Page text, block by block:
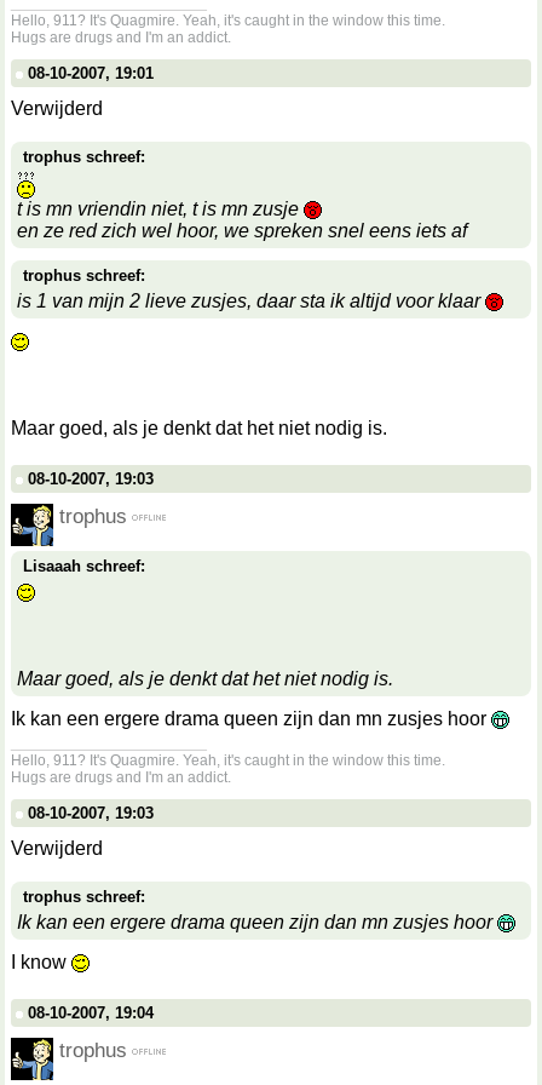
Hello, 911? It's Quagmire. Yeah, it's caught in the window this time.
Hugs are drugs and I'm an addict.
08-10-2007, 19:01
Verwijderd
trophus schreef:
t is mn vriendin niet, t is mn zusje
en ze red zich wel hoor, we spreken snel eens iets af
trophus schreef:
is 1 van mijn 2 lieve zusjes, daar sta ik altijd voor klaar
Maar goed, als je denkt dat het niet nodig is.
08-10-2007, 19:03
trophus
Lisaaah schreef:
Maar goed, als je denkt dat het niet nodig is.
Ik kan een ergere drama queen zijn dan mn zusjes hoor
Hello, 911? It's Quagmire. Yeah, it's caught in the window this time.
Hugs are drugs and I'm an addict.
08-10-2007, 19:03
Verwijderd
trophus schreef:
Ik kan een ergere drama queen zijn dan mn zusjes hoor
I know
08-10-2007, 19:04
trophus